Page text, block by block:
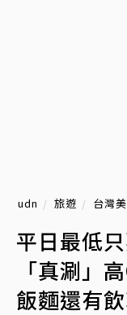
udn 旅遊 台灣
平日最低
「真涮」
飯麵還有